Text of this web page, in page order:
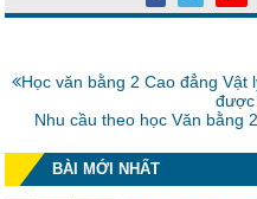
Bài
Học văn bằng 2 Cao đẳng Vật
được
Bài
Nhu cầu theo học Văn bằng
BÀI MỚI NHẤT